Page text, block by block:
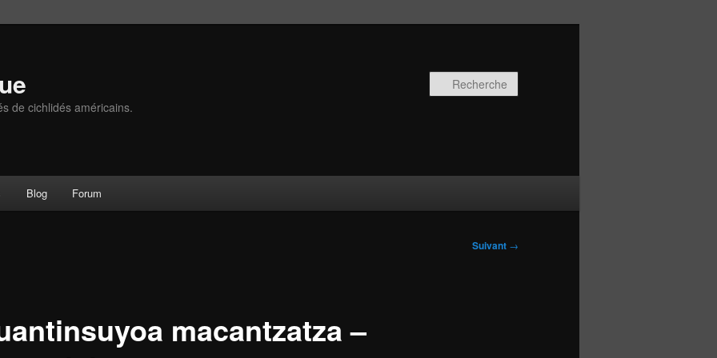
de cichlidés américains.
Blog Forum
Suivant →
macantzatza –